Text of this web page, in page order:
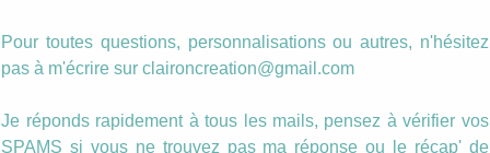
Un bola de grossesse est un bijou
conçu pour les femmes enceintes. La petite
roule. Le bola accompagne la future maman tout
long de sa grossesse. Le Bola berce le
Pour toutes questions, personnalisations ou autres, n'hésitez
pas à m'écrire sur claironcreation@gmail.com
Je réponds rapidement à tous les mails, pensez à vérifier vos
SPAMS si vous ne trouvez pas ma réponse ou le récap' de